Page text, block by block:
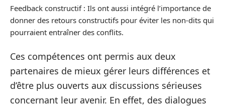
Feedback constructif : Ils ont aussi intégré l’importance de
donner des retours constructifs pour éviter les non-dits qui
pourraient entraîner des conflits.
Ces compétences ont permis aux deux
partenaires de mieux gérer leurs différences et
d’être plus ouverts aux discussions sérieuses
concernant leur avenir. En effet, des dialogues